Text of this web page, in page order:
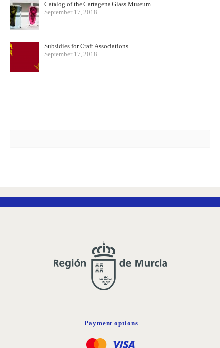
Catalog of the Cartagena Glass Museum
September 17, 2018
Subsidies for Craft Associations
September 17, 2018
Payment options